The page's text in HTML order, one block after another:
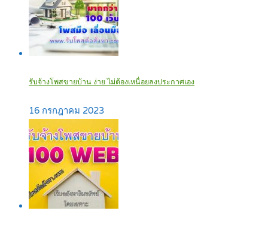
รับจ้างโพสขายบ้าน ง่าย ไม่ต้องเหนื่อยลงประกาศเอง‎
16 กรกฎาคม 2023